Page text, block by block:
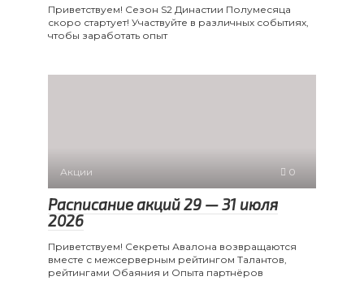
Приветствуем! Сезон S2 Династии Полумесяца
скоро стартует! Участвуйте в различных событиях,
чтобы заработать опыт
Акции 0
Расписание акций 29 — 31 июля
2026
Приветствуем! Секреты Авалона возвращаются
вместе с межсерверным рейтингом Талантов,
рейтингами Обаяния и Опыта партнёров